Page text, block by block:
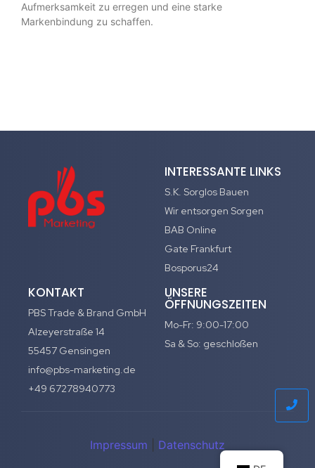
Aufmerksamkeit zu erregen und eine starke
Markenbindung zu schaffen.
INTERESSANTE LINKS
S.K. Sorglos Bauen
Wir entsorgen Sorgen
BAB Online
Gate Frankfurt
Bosporus24
KONTAKT
PBS Trade & Brand GmbH
Alzeyerstraße 14
55457 Gensingen
info@pbs-marketing.de
+49 67278940773
UNSERE
ÖFFNUNGSZEITEN
Mo-Fr: 9:00-17:00
Sa & So: geschloßen
Impressum Datenschutz